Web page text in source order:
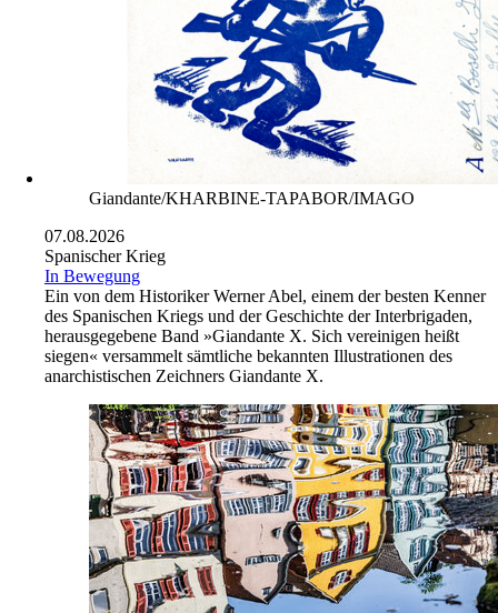
Giandante/KHARBINE-TAPABOR/IMAGO
07.08.2026
Spanischer Krieg
In Bewegung
Ein von dem Historiker Werner Abel, einem der besten Kenner
des Spanischen Kriegs und der Geschichte der Interbrigaden,
herausgegebene Band »Giandante X. Sich vereinigen heißt
siegen« versammelt sämtliche bekannten Illustrationen des
anarchistischen Zeichners Giandante X.